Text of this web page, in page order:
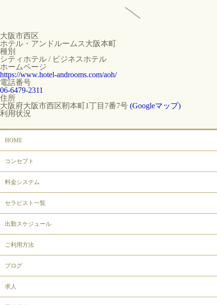
大阪市西区
ホテル・アンドルームス大阪本町
種別
シティホテル / ビジネスホテル
ホームページ
https://www.hotel-androoms.com/aoh/
電話番号
06-6479-2311
住所
大阪府大阪市西区靭本町1丁目7番7号 (Googleマップ)
利用状況
HOME
コンセプト
料金システム
セラピスト一覧
出勤スケジュール
ご利用方法
ブログ
求人